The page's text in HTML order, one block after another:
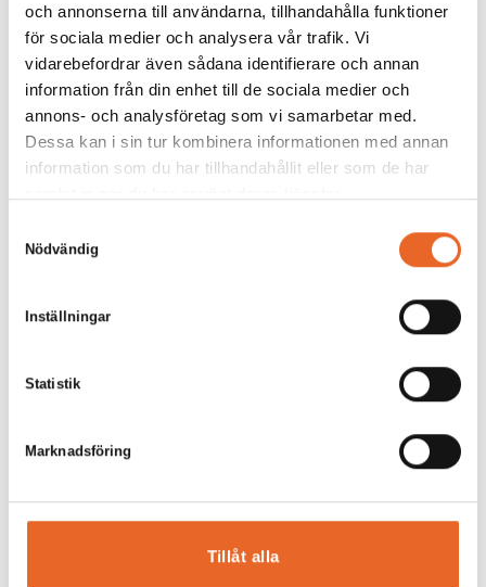
och annonserna till användarna, tillhandahålla funktioner
för sociala medier och analysera vår trafik. Vi
vidarebefordrar även sådana identifierare och annan
information från din enhet till de sociala medier och
annons- och analysföretag som vi samarbetar med.
Dessa kan i sin tur kombinera informationen med annan
information som du har tillhandahållit eller som de har
Nödvändig
Inställningar
Statistik
Marknadsföring
Tillåt alla
Lägg till
Bord 180x80cm
Montagepris:
Förgyll ditt evenemang